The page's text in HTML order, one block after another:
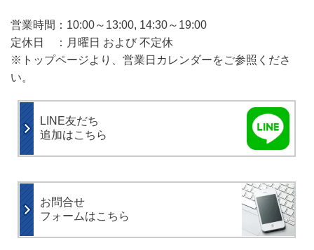
営業時間：10:00～13:00, 14:30～19:00
定休日 ：月曜日 および 不定休
※トップページより、営業日カレンダーをご参照くださ
い。
LINE友だち
追加はこちら
お問合せ
フォームはこちら